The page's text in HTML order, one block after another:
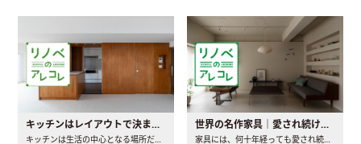
キッチンはレイアウトで決まる。後悔しないための考え方と選び方
キッチンは生活の中心となる場所だからこそ、家の中のどこに置..
世界の名作家具｜愛され続ける理由と一生モノとの出会い方
家具には、何十年経っても愛され続ける「名作」と呼ばれるもの..